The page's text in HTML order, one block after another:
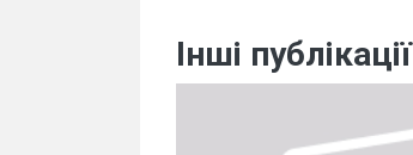
Інші публікації